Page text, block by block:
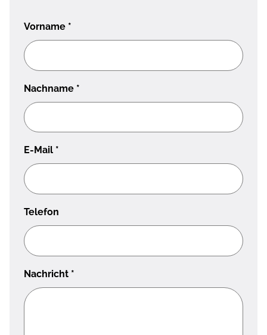
Vorname *
Nachname *
E-Mail *
Telefon
Nachricht *